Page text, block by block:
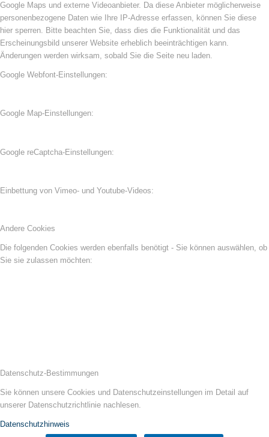
Google Maps und externe Videoanbieter. Da diese Anbieter möglicherweise
personenbezogene Daten wie Ihre IP-Adresse erfassen, können Sie diese
hier sperren. Bitte beachten Sie, dass dies die Funktionalität und das
Erscheinungsbild unserer Website erheblich beeinträchtigen kann.
Änderungen werden wirksam, sobald Sie die Seite neu laden.
Google Webfont-Einstellungen:
Google Map-Einstellungen:
Google reCaptcha-Einstellungen:
Einbettung von Vimeo- und Youtube-Videos:
Andere Cookies
Die folgenden Cookies werden ebenfalls benötigt - Sie können auswählen, ob
Sie sie zulassen möchten:
Datenschutz-Bestimmungen
Sie können unsere Cookies und Datenschutzeinstellungen im Detail auf
unserer Datenschutzrichtlinie nachlesen.
Datenschutzhinweis